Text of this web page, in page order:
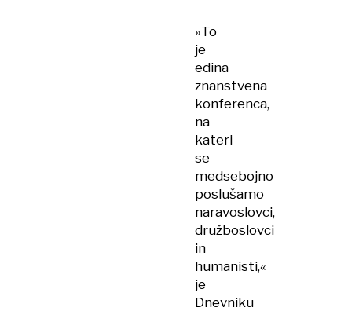
»To
je
edina
znanstvena
konferenca,
na
kateri
se
medsebojno
poslušamo
naravoslovci,
družboslovci
in
humanisti,«
je
Dnevniku